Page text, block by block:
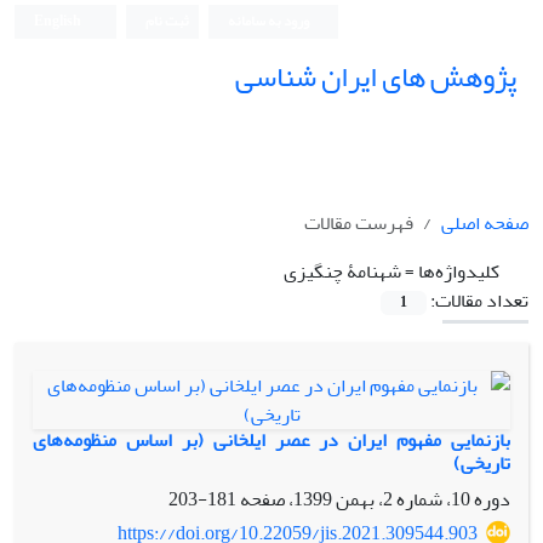
پژوهش های ایران شناسی
صفحه اصلی
فهرست مقالات
کلیدواژه‌ها =شهنامۀ چنگیزی
تعداد مقالات:
1
بازنمایی مفهوم ایران‌ در عصر ایلخانی (بر اساس منظومه‌های
تاریخی)
دوره 10، شماره 2، بهمن 1399، صفحه
181-203
https://doi.org/10.22059/jis.2021.309544.903